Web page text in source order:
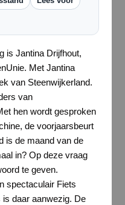
is Jantina Drijfhout,
Met Jantina
van Steenwijkerland.
van
hen wordt gesproken
de voorjaarsbeurt
is de maand van de
in? Op deze vraag
te geven.
spectaculair Fiets
daar aanwezig. De